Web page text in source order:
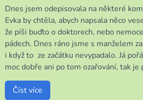
Dnes jsem odepisovala na některé
Evka by chtěla, abych napsala něco
že píši buďto o doktorech, nebo
pádech. Dnes ráno jsme s manželem
i když to ze začátku nevypadalo. Já
moc dobře ani po tom ozařování, tak je
Číst více